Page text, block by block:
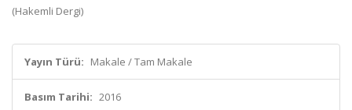
(Hakemli Dergi)
Yayın Türü: Makale / Tam Makale
Basım Tarihi: 2016